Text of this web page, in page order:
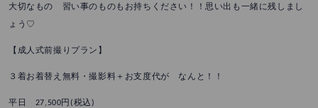
大切なもの 習い事のものもお持ちください！！思い出も一緒に残しまし
ょう♡
【成人式前撮りプラン】
３着お着替え無料・撮影料＋お支度代が なんと！！
平日 27,500円(税込)